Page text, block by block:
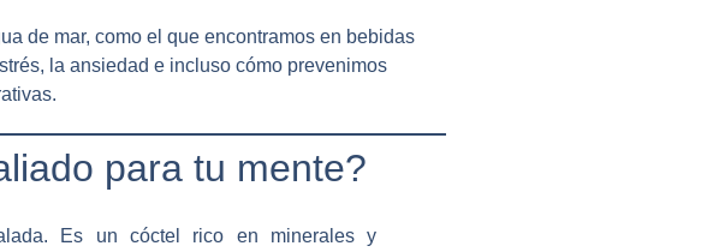
de mar, como el que encontramos en bebidas
la ansiedad e incluso cómo prevenimos
para tu mente?
Es un cóctel rico en minerales y